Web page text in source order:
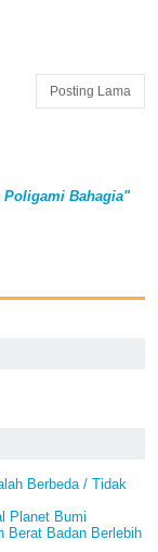
Posting Lama
Poligami Bahagia"
Berbeda / Tidak
Planet Bumi
Berat Badan Berlebih